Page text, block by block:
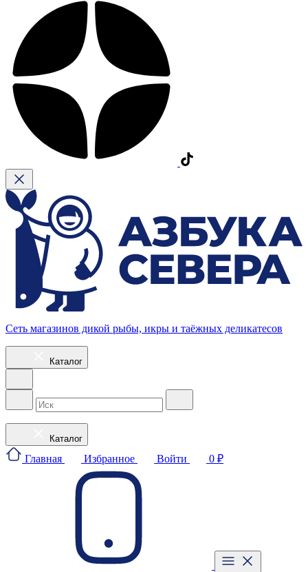
Сеть магазинов дикой рыбы, икры и таёжных деликатесов
Каталог
Каталог
Главная Избранное Войти 0 ₽